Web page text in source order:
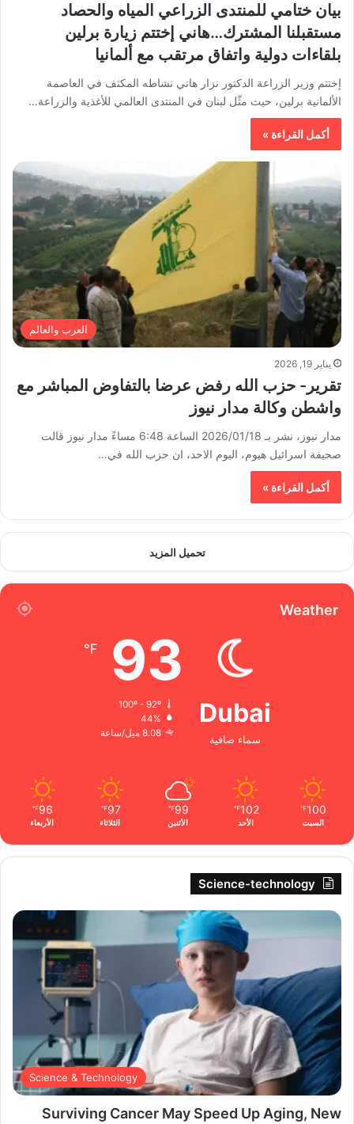
بيان ختامي للمنتدى الزراعي المياه والحصاد
مستقبلنا المشترك…هاني إختتم زيارة برلين
بلقاءات دولية واتفاق مرتقب مع ألمانيا
إختتم وزير الزراعة الدكتور نزار هاني نشاطه المكثف في العاصمة
الألمانية برلين، حيث مثّل لبنان في المنتدى العالمي للأغذية والزراعة…
أكمل القراءة »
العرب والعالم
يناير 19, 2026
تقرير- حزب الله رفض عرضا بالتفاوض المباشر مع
واشطن وكالة مدار نيوز
مدار نيوز، نشر بـ 2026/01/18 الساعة 6:48 مساءً مدار نيوز قالت
صحيفة اسرائيل هيوم، اليوم الاحد، ان حزب الله في…
أكمل القراءة »
تحميل المزيد
Weather
Dubai
سماء صافية
93
℉
100º - 92º
44%
8.08 ميل/ساعة
100
℉
السبت
102
℉
الأحد
99
℉
الأثنين
97
℉
الثلاثاء
96
℉
الأربعاء
Science-technology
Science & Technology
Surviving Cancer May Speed Up Aging, New